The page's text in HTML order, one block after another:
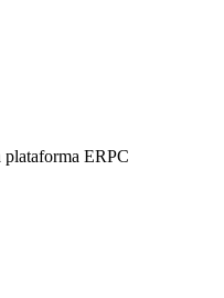
plataforma ERPC